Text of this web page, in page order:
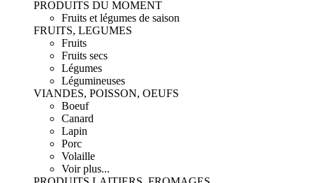
PRODUITS DU MOMENT
Fruits et légumes de saison
FRUITS, LEGUMES
Fruits
Fruits secs
Légumes
Légumineuses
VIANDES, POISSON, OEUFS
Boeuf
Canard
Lapin
Porc
Volaille
Voir plus...